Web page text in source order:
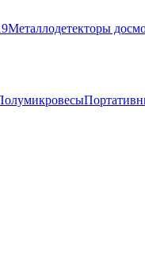
Металлодетекторы